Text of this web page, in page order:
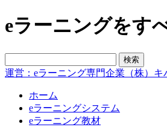
eラーニングをす
運営：eラーニング専門企業（株）
ホーム
eラーニングシステム
eラーニング教材